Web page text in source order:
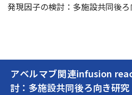
アベルマブ関連infusion
討：多施設共同後ろ向き研究
発現因子の検討：多施設共同後